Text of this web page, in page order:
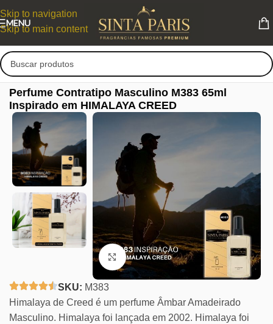
Skip to navigation
Skip to main content
MENU
Perfume Contratipo Masculino M383 65ml
Inspirado em HIMALAYA CREED
Clique para ampliar
SKU: M383
Himalaya de Creed é um perfume Âmbar Amadeirado
Masculino. Himalaya foi lançada em 2002. Himalaya foi